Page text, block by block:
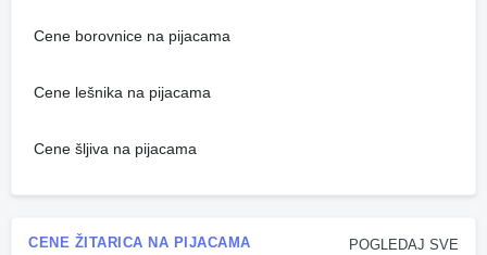
Cene borovnice na pijacama
Cene lešnika na pijacama
Cene šljiva na pijacama
POGLEDAJ SVE
CENE ŽITARICA NA PIJACAMA